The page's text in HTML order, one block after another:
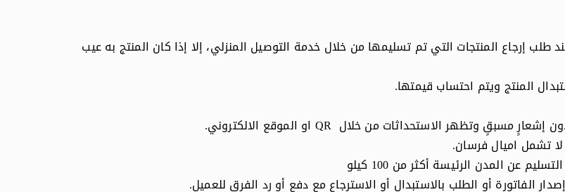
قيمة التوصيل عند طلب إرجاع المنتجات التي تم تسليمها من خلال خدمة التوصيل المنزلي، إلا إذا كان المنتج به عيب
المنتج ويتم احتساب قيمتها.
إشعارٍ مسبقٍ وتظهر الاستحداثات من خلال QR او الموقع الالكتروني.
تشمل اميال فرسان.
المدن الرئيسة أكثر من 100 كيلو